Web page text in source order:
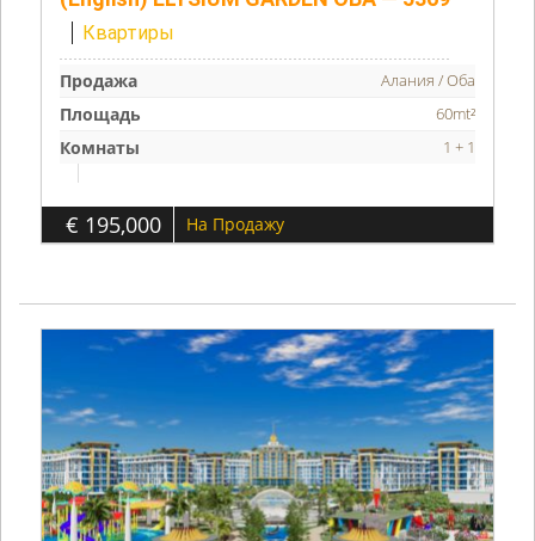
Квартиры
Продажа Алания / Оба
Площадь 60mt²
Комнаты 1 + 1
€ 195,000 На Продажу